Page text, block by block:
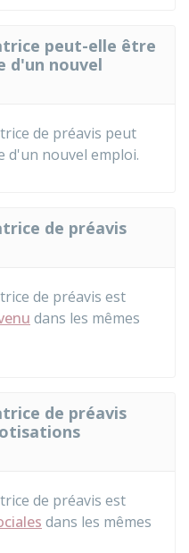
peut-elle être
d'un nouvel
de préavis peut
d'un nouvel emploi.
de préavis
de préavis est
dans les mêmes
de préavis
de préavis est
dans les mêmes